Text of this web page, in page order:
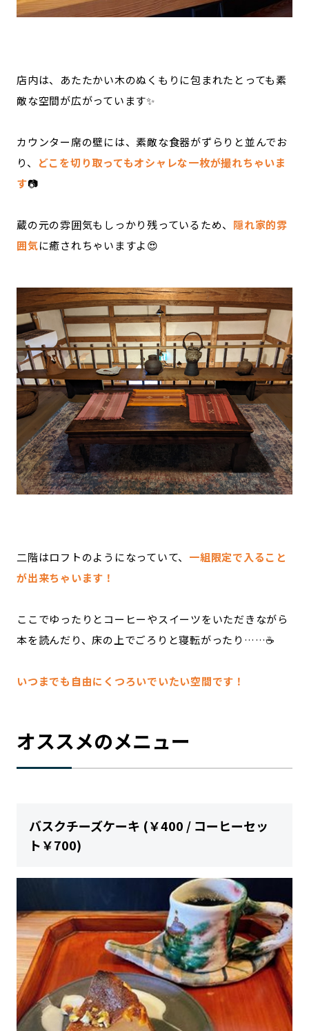
店内は、あたたかい木のぬくもりに包まれたとっても素
敵な空間が広がっています✨
カウンター席の壁には、素敵な食器がずらりと並んでお
り、
どこを切り取ってもオシャレな一枚が撮れちゃいま
す📷
蔵の元の雰囲気もしっかり残っているため、 隠れ家的雰
囲気に癒されちゃいますよ😍
二階はロフトのようになっていて、 一組限定で入ること
が出来ちゃいます！
ここでゆったりとコーヒーやスイーツをいただきながら
本を読んだり、床の上でごろりと寝転がったり……☕
いつまでも自由にくつろいでいたい空間です！
オススメのメニュー
バスクチーズケーキ (￥400 / コーヒーセッ
ト￥700)